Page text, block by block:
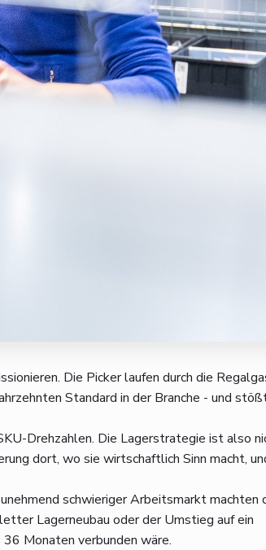
Die Picker laufen durch die
Standard in der Branche - und
Drehzahlen. Die Lagerstrategie ist also
dort, wo sie wirtschaftlich Sinn macht,
schwieriger Arbeitsmarkt machten
Lagerneubau oder der Umstieg auf ein
Monaten verbunden wäre.